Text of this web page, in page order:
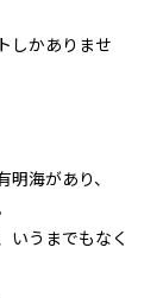
しかありませ
海があり、
いうまでもなく